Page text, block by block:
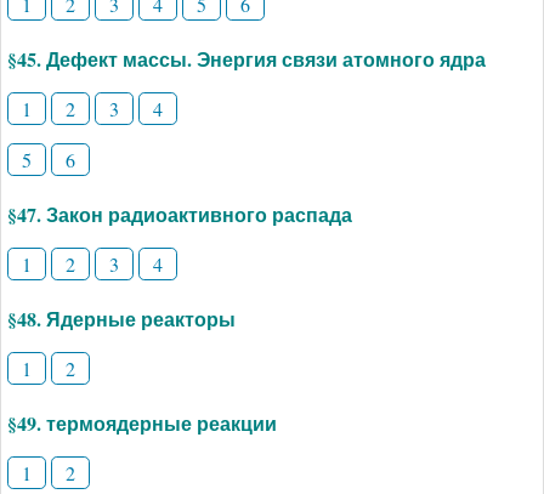
§45. Дефект массы. Энергия связи атомного ядра
1 2 3
4
5
6
§47. Закон радиоактивного распада
1 2 3 4
§48. Ядерные реакторы
1 2
§49. термоядерные реакции
1 2